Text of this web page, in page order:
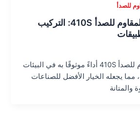
للصدأ
اكتشف الفولاذ المقاوم للصدأ 410S: التركيب
يوفر الفولاذ المقاوم للصدأ 410S أداءً موثوقًا به في البيئات
مما يجعله الخيار الأفضل للصناعات
والمتانة